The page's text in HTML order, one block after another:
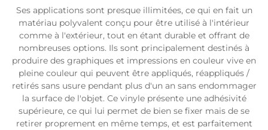
Ses applications sont presque illimitées, ce qui en fait un
matériau polyvalent conçu pour être utilisé à l'intérieur
comme à l'extérieur, tout en étant durable et offrant de
nombreuses options. Ils sont principalement destinés à
produire des graphiques et impressions en couleur vive en
pleine couleur qui peuvent être appliqués, réappliqués /
retirés sans usure pendant plus d'un an sans endommager
la surface de l'objet. Ce vinyle présente une adhésivité
supérieure, ce qui lui permet de bien se fixer mais de se
retirer proprement en même temps, et est parfaitement